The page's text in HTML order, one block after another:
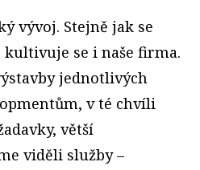
vývoj. Stejně jak se
se i naše firma.
jednotlivých
v té chvíli
větší
viděli služby –